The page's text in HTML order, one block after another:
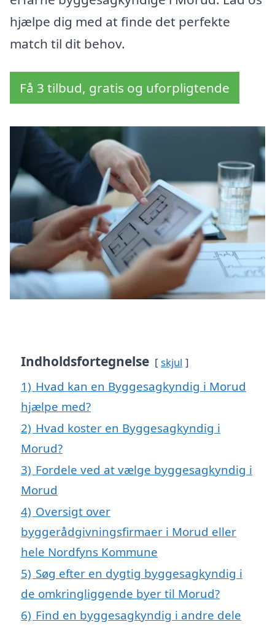
hjælpe dig med at finde det perfekte
match til dit behov.
Få 3 tilbud, gratis og uforpligtende
Indholdsfortegnelse skjul
1) Hvad kan en Byggesagkyndig i Morud
hjælpe med?
2) Hvad koster en Byggesagkyndig i
Morud?
3) Fordele ved at vælge byggesagkyndig i
Morud
4) Oversigt over
byggerådgivningsfirmaer i Morud eller
hele Nordfyns Kommune
5) Søg efter en dygtig byggesagkyndig i
de omkringliggende byer til Morud?
6) Find en byggesagkyndig i andre dele